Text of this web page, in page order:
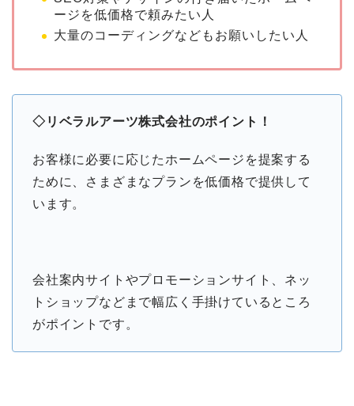
ージを低価格で頼みたい人
大量のコーディングなどもお願いしたい人
◇リベラルアーツ株式会社のポイント！
お客様に必要に応じたホームページを提案する
ために、さまざまなプランを低価格で提供して
います。
会社案内サイトやプロモーションサイト、ネッ
トショップなどまで幅広く手掛けているところ
がポイントです。